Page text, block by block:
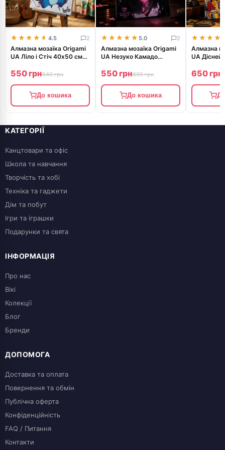
★★★★★
★★★★★ 4.5 2
Алмазна мозаїка Origami
UA Ліло і Стіч 40х50 см
550 грн640 грн
До кошика
★★★★★
★★★★★ 5.0 2
Алмазна мозаїка Origami
UA Незуко Камадо
демонів 40х50 см OD
550 грн690 грн
До кошика
Алмазна
UA Дісней
OD3319
650 грн
КАТЕГОРІЇ
Канцтовари та офіс
Школа та навчання
Творчість та хобі
Техніка та гаджети
Дім та побут
Ігри та іграшки
Подарунки та свята
ІНФОРМАЦІЯ
Про нас
Вікі
Колекції
Блог
Бренди
ДОПОМОГА
Доставка та оплата
Повернення та обмін
Публічна оферта
Конфіденційність
FAQ / Питання
Контакти